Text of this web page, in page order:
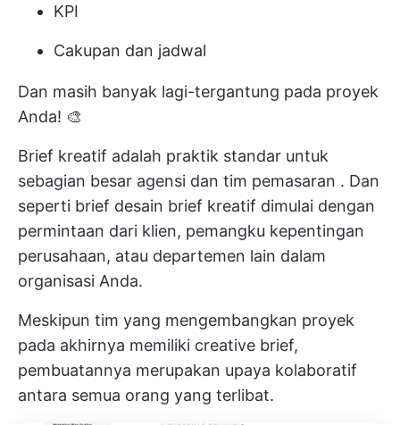
KPI
Cakupan dan jadwal
Dan masih banyak lagi-tergantung pada proyek
Anda! 🎨
Brief kreatif adalah praktik standar untuk
sebagian besar agensi dan tim pemasaran . Dan
seperti brief desain brief kreatif dimulai dengan
permintaan dari klien, pemangku kepentingan
perusahaan, atau departemen lain dalam
organisasi Anda.
Meskipun tim yang mengembangkan proyek
pada akhirnya memiliki creative brief,
pembuatannya merupakan upaya kolaboratif
antara semua orang yang terlibat.